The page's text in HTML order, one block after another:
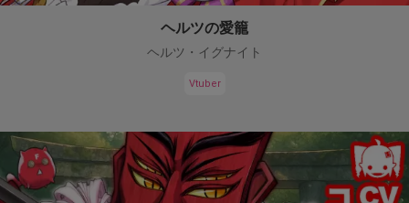
ヘルツの愛籠
ヘルツ・イグナイト
Vtuber